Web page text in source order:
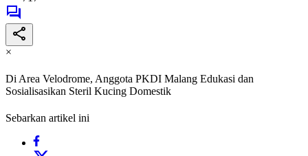
×
Di Area Velodrome, Anggota PKDI Malang Edukasi dan
Sosialisasikan Steril Kucing Domestik
Sebarkan artikel ini